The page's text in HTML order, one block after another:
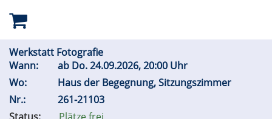
Werkstatt Fotografie
Wann:
ab Do.24.09.2026, 20:00 Uhr
Wo:
Haus der Begegnung, Sitzungszimmer
Nr.:
261-21103